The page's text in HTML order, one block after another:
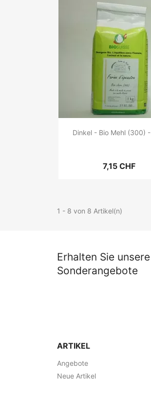
Dinkel - Bio Mehl (300) -
7,15 CHF
1 - 8 von 8 Artikel(n)
Erhalten Sie
Sonderangebote
ARTIKEL
Angebote
Neue Artikel